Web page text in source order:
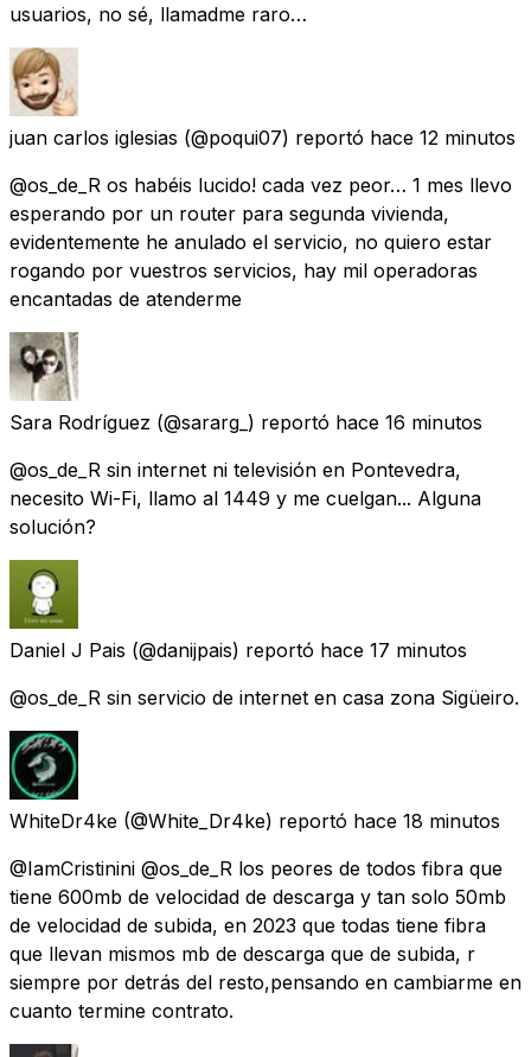
usuarios, no sé, llamadme raro…
juan carlos iglesias (@poqui07) reportó hace 12 minutos
@os_de_R os habéis lucido! cada vez peor… 1 mes llevo
esperando por un router para segunda vivienda,
evidentemente he anulado el servicio, no quiero estar
rogando por vuestros servicios, hay mil operadoras
encantadas de atenderme
Sara Rodríguez (@sararg_) reportó hace 16 minutos
@os_de_R sin internet ni televisión en Pontevedra,
necesito Wi-Fi, llamo al 1449 y me cuelgan... Alguna
solución?
Daniel J Pais (@danijpais) reportó hace 17 minutos
@os_de_R sin servicio de internet en casa zona Sigüeiro.
WhiteDr4ke (@White_Dr4ke) reportó hace 18 minutos
@IamCristinini @os_de_R los peores de todos fibra que
tiene 600mb de velocidad de descarga y tan solo 50mb
de velocidad de subida, en 2023 que todas tiene fibra
que llevan mismos mb de descarga que de subida, r
siempre por detrás del resto,pensando en cambiarme en
cuanto termine contrato.